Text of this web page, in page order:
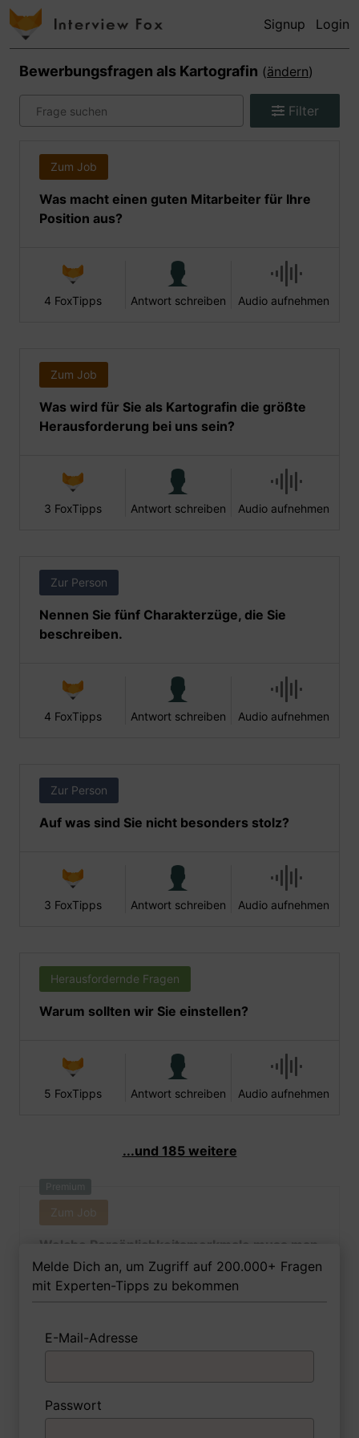
Signup Login
Bewerbungsfragen als Kartografin (ändern)
Filter
Zum Job
Was macht einen guten Mitarbeiter für Ihre
Position aus?
4 FoxTipps Antwort schreiben Audio aufnehmen
Zum Job
Was wird für Sie als Kartografin die größte
Herausforderung bei uns sein?
3 FoxTipps Antwort schreiben Audio aufnehmen
Zur Person
Nennen Sie fünf Charakterzüge, die Sie
beschreiben.
4 FoxTipps Antwort schreiben Audio aufnehmen
Zur Person
Auf was sind Sie nicht besonders stolz?
3 FoxTipps Antwort schreiben Audio aufnehmen
Herausfordernde Fragen
Warum sollten wir Sie einstellen?
5 FoxTipps Antwort schreiben Audio aufnehmen
...und 185 weitere
Premium
Zum Job
Welche Persönlichkeitsmerkmale muss man
als Kartografin Ihrer Meinung nach besitzen,
um in dem Job erfolgreich zu sein?
Premium
Melde Dich an, um Zugriff auf 200.000+ Fragen
mit Experten-Tipps zu bekommen
E-Mail-Adresse
Passwort